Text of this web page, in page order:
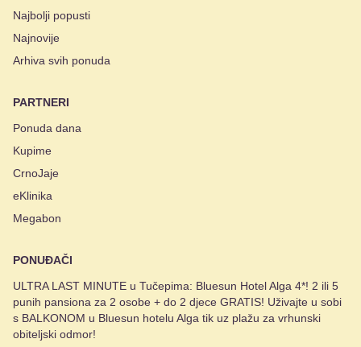
Najbolji popusti
Najnovije
Arhiva svih ponuda
PARTNERI
Ponuda dana
Kupime
CrnoJaje
eKlinika
Megabon
PONUĐAČI
ULTRA LAST MINUTE u Tučepima: Bluesun Hotel Alga 4*! 2 ili 5
punih pansiona za 2 osobe + do 2 djece GRATIS! Uživajte u sobi
s BALKONOM u Bluesun hotelu Alga tik uz plažu za vrhunski
obiteljski odmor!